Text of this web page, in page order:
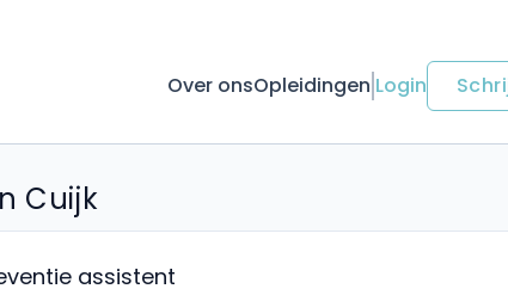
Over onsOpleidingen Login
Cuijk
assistent